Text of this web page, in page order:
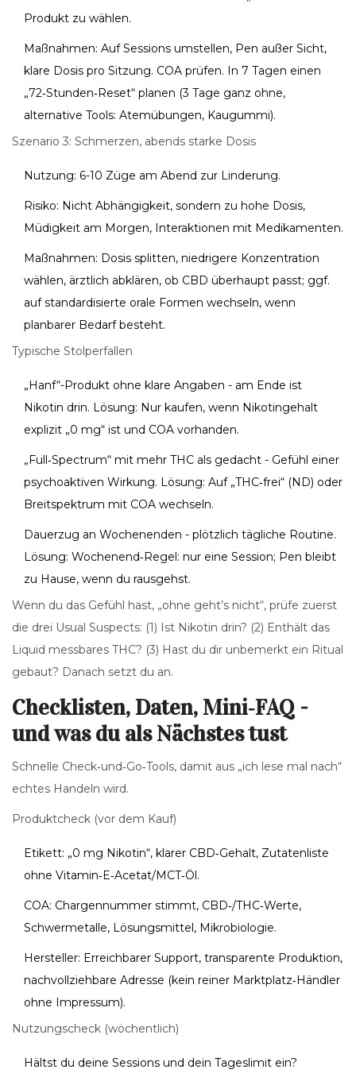
Produkt zu wählen.
Maßnahmen: Auf Sessions umstellen, Pen außer Sicht,
klare Dosis pro Sitzung. COA prüfen. In 7 Tagen einen
„72‑Stunden‑Reset“ planen (3 Tage ganz ohne,
alternative Tools: Atemübungen, Kaugummi).
Szenario 3: Schmerzen, abends starke Dosis
Nutzung: 6-10 Züge am Abend zur Linderung.
Risiko: Nicht Abhängigkeit, sondern zu hohe Dosis,
Müdigkeit am Morgen, Interaktionen mit Medikamenten.
Maßnahmen: Dosis splitten, niedrigere Konzentration
wählen, ärztlich abklären, ob CBD überhaupt passt; ggf.
auf standardisierte orale Formen wechseln, wenn
planbarer Bedarf besteht.
Typische Stolperfallen
„Hanf“-Produkt ohne klare Angaben - am Ende ist
Nikotin drin. Lösung: Nur kaufen, wenn Nikotingehalt
explizit „0 mg“ ist und COA vorhanden.
„Full‑Spectrum“ mit mehr THC als gedacht - Gefühl einer
psychoaktiven Wirkung. Lösung: Auf „THC‑frei“ (ND) oder
Breitspektrum mit COA wechseln.
Dauerzug an Wochenenden - plötzlich tägliche Routine.
Lösung: Wochenend‑Regel: nur eine Session; Pen bleibt
zu Hause, wenn du rausgehst.
Wenn du das Gefühl hast, „ohne geht’s nicht“, prüfe zuerst
die drei Usual Suspects: (1) Ist Nikotin drin? (2) Enthält das
Liquid messbares THC? (3) Hast du dir unbemerkt ein Ritual
gebaut? Danach setzt du an.
Checklisten, Daten, Mini‑FAQ -
und was du als Nächstes tust
Schnelle Check‑und‑Go‑Tools, damit aus „ich lese mal nach“
echtes Handeln wird.
Produktcheck (vor dem Kauf)
Etikett: „0 mg Nikotin“, klarer CBD‑Gehalt, Zutatenliste
ohne Vitamin‑E‑Acetat/MCT‑Öl.
COA: Chargennummer stimmt, CBD‑/THC‑Werte,
Schwermetalle, Lösungsmittel, Mikrobiologie.
Hersteller: Erreichbarer Support, transparente Produktion,
nachvollziehbare Adresse (kein reiner Marktplatz‑Händler
ohne Impressum).
Nutzungscheck (wöchentlich)
Hältst du deine Sessions und dein Tageslimit ein?